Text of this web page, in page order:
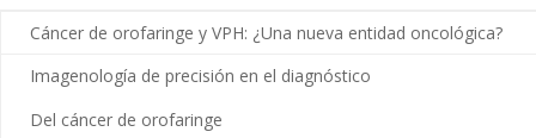
Cáncer de orofaringe y VPH: ¿Una nueva entidad oncológica?
Imagenología de precisión en el diagnóstico
Del cáncer de orofaringe